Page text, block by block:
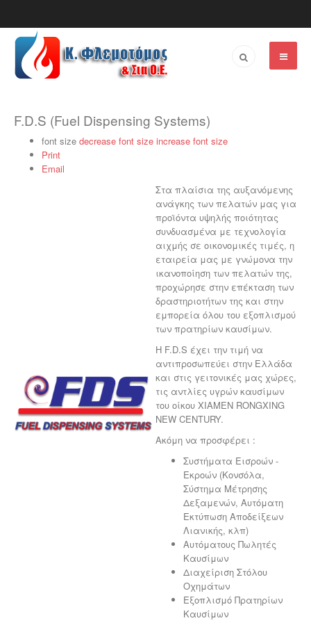
F.D.S (Fuel Dispensing Systems)
font size decrease font size increase font size
Print
Email
Στα πλαίσια της αυξανόμενης
ανάγκης των πελατών μας για
προϊόντα υψηλής ποιότητας
συνδυασμένα με τεχνολογία
αιχμής σε οικονομικές τιμές, η
εταιρεία μας με γνώμονα την
ικανοποίηση των πελατών της,
προχώρησε στην επέκταση των
δραστηριοτήτων της και στην
εμπορεία όλου του εξοπλισμού
των πρατηρίων καυσίμων.
Η F.D.S έχει την τιμή να
αντιπροσωπεύει στην Ελλάδα
και στις γειτονικές μας χώρες,
τις αντλίες υγρών καυσίμων
του οίκου XIAMEN RONGXING
NEW CENTURY.
Ακόμη να προσφέρει :
Συστήματα Εισροών -
Εκροών (Κονσόλα,
Σύστημα Μέτρησης
Δεξαμενών, Αυτόματη
Εκτύπωση Αποδείξεων
Λιανικής, κλπ)
Αυτόματους Πωλητές
Καυσίμων
Διαχείριση Στόλου
Οχημάτων
Εξοπλισμό Πρατηρίων
Καυσίμων